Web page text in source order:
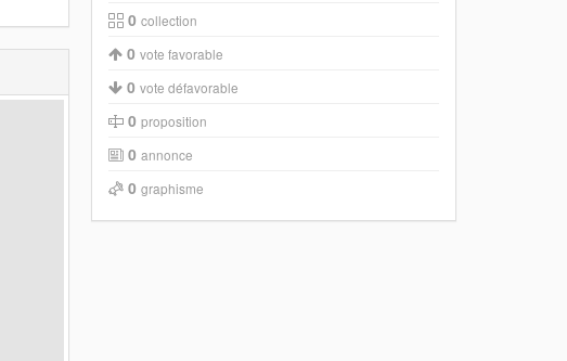
0 collection
0 vote favorable
0 vote défavorable
0 proposition
0 annonce
0 graphisme